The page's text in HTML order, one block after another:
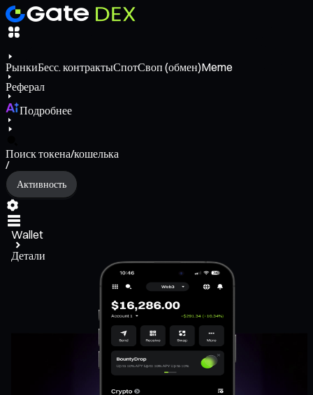
РынкиБесс. контрактыСпотСвоп (обмен)Meme
Реферал
Подробнее
Поиск токена/кошелька
/
Активность
Wallet
Детали